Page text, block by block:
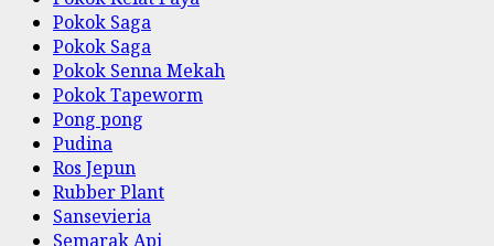
Pokok Saga
Pokok Saga
Pokok Senna Mekah
Pokok Tapeworm
Pong pong
Pudina
Ros Jepun
Rubber Plant
Sansevieria
Semarak Api